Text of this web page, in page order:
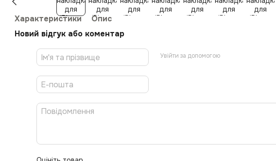
Характеристики
Опис
Новий відгук або коментар
Увійти за допомогою